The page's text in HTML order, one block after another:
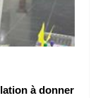
à donner